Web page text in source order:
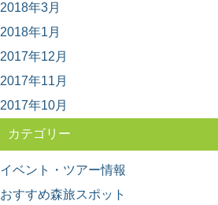
2018年3月
2018年1月
2017年12月
2017年11月
2017年10月
カテゴリー
イベント・ツアー情報
おすすめ森旅スポット